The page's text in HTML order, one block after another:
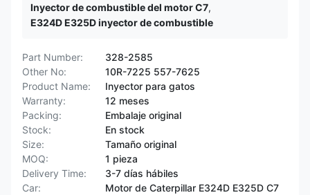
Inyector de combustible del motor C7,
E324D E325D inyector de combustible
Part Number:
328-2585
Other No:
10R-7225 557-7625
Product Name:
Inyector para gatos
Warranty:
12 meses
Packing:
Embalaje original
Stock:
En stock
Size:
Tamaño original
MOQ:
1 pieza
Delivery Time:
3-7 días hábiles
Car:
Motor de Caterpillar E324D E325D C7